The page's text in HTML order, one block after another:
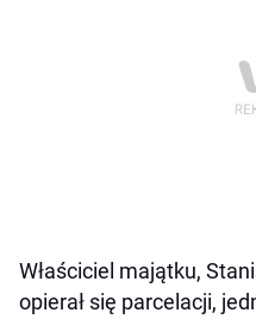
Właściciel majątku,
opierał się parcelacji,